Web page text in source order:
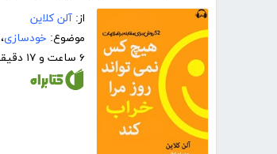
از: آلن کلاین
موضوع: خودسازی،
۶ ساعت و ۱۷ دقیقه